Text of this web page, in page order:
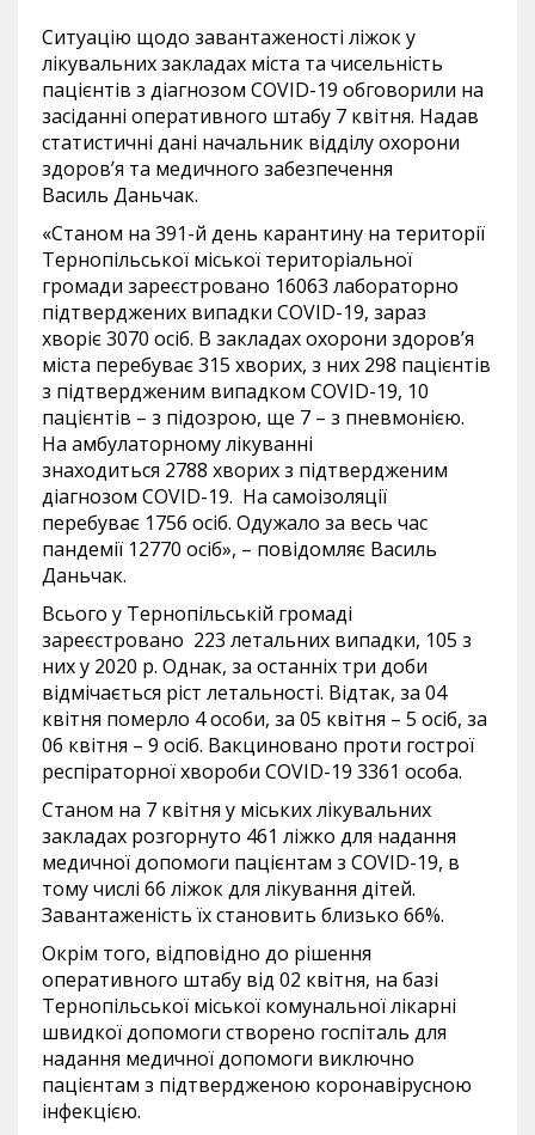
Ситуацію щодо завантаженості ліжок у
лікувальних закладах міста та чисельність
пацієнтів з діагнозом COVID-19 обговорили на
засіданні оперативного штабу 7 квітня. Надав
статистичні дані начальник відділу охорони
здоров’я та медичного забезпечення
Василь Даньчак.
«Станом на 391-й день карантину на території
Тернопільської міської територіальної
громади зареєстровано 16063 лабораторно
підтверджених випадки COVID-19, зараз
хворіє 3070 осіб. В закладах охорони здоров’я
міста перебуває 315 хворих, з них 298 пацієнтів
з підтвердженим випадком COVID-19, 10
пацієнтів – з підозрою, ще 7 – з пневмонією.
На амбулаторному лікуванні
знаходиться 2788 хворих з підтвердженим
діагнозом COVID-19. На самоізоляції
перебуває 1756 осіб. Одужало за весь час
пандемії 12770 осіб», – повідомляє Василь
Даньчак.
Всього у Тернопільській громаді
зареєстровано 223 летальних випадки, 105 з
них у 2020 р. Однак, за останніх три доби
відмічається ріст летальності. Відтак, за 04
квітня померло 4 особи, за 05 квітня – 5 осіб, за
06 квітня – 9 осіб. Вакциновано проти гострої
респіраторної хвороби COVID-19 3361 особа.
Станом на 7 квітня у міських лікувальних
закладах розгорнуто 461 ліжко для надання
медичної допомоги пацієнтам з COVID-19, в
тому числі 66 ліжок для лікування дітей.
Завантаженість їх становить близько 66%.
Окрім того, відповідно до рішення
оперативного штабу від 02 квітня, на базі
Тернопільської міської комунальної лікарні
швидкої допомоги створено госпіталь для
надання медичної допомоги виключно
пацієнтам з підтвердженою коронавірусною
інфекцією.